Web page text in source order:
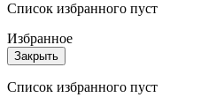
Список избранного пуст
Избранное
Закрыть
Список избранного пуст